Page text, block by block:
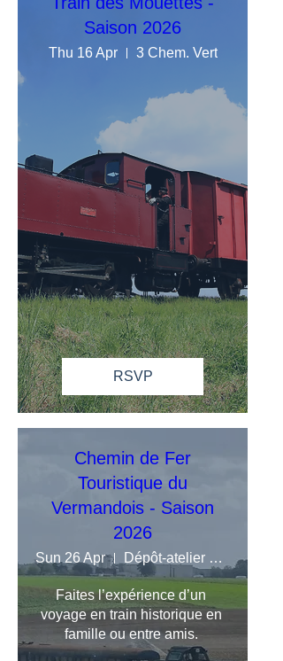
Saison 2026
Thu 16 Apr 3 Chem. Vert
RSVP
Chemin de Fer
Touristique du
Vermandois - Saison
2026
Sun 26 Apr Dépôt-atelier du Chemin de Fer Touristiq
Faites l’expérience d’un
voyage en train historique en
famille ou entre amis.